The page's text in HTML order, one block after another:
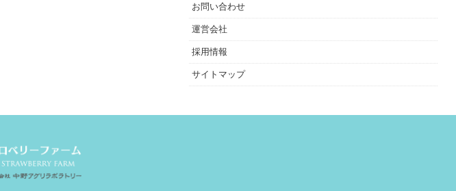
お問い合わせ
運営会社
採用情報
サイトマップ